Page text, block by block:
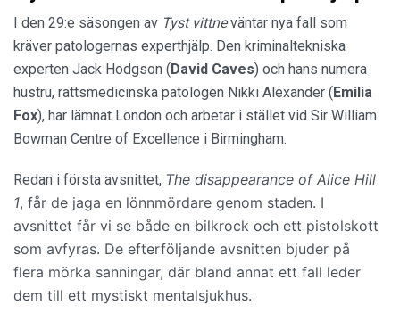
I den 29:e säsongen av Tyst vittneväntar nya fall som
kräver patologernas experthjälp. Den kriminaltekniska
experten Jack Hodgson (David Caves) och hans numera
hustru, rättsmedicinska patologen Nikki Alexander (Emilia
Fox), har lämnat London och arbetar i stället vid Sir William
Bowman Centre of Excellence i Birmingham.
Redan i första avsnittet, The disappearance of Alice Hill
1, får de jaga en lönnmördare genom staden. I
avsnittet får vi se både en bilkrock och ett pistolskott
som avfyras. De efterföljande avsnitten bjuder på
flera mörka sanningar, där bland annat ett fall leder
dem till ett mystiskt mentalsjukhus.